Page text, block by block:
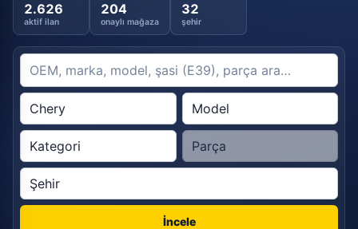
2.626
aktif ilan
204
onaylı mağaza
32
şehir
İncele